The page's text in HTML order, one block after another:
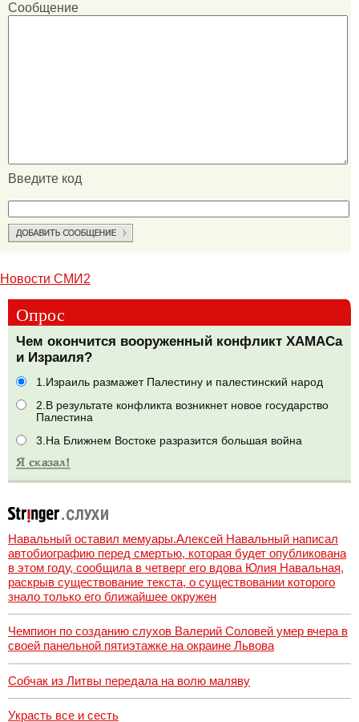
Сообщение
Введите код
Новости СМИ2
Опрос
Чем окончится вооруженный конфликт ХАМАСа
и Израиля?
1.Израиль размажет Палестину и палестинский народ
2.В результате конфликта возникнет новое государство
Палестина
3.На Ближнем Востоке разразится большая война
Навальный оставил мемуары.Алексей Навальный написал
автобиографию перед смертью, которая будет опубликована
в этом году, сообщила в четверг его вдова Юлия Навальная,
раскрыв существование текста, о существовании которого
знало только его ближайшее окружен
Чемпион по созданию слухов Валерий Соловей умер вчера в
своей панельной пятиэтажке на окраине Львова
Собчак из Литвы передала на волю маляву
Украсть все и сесть